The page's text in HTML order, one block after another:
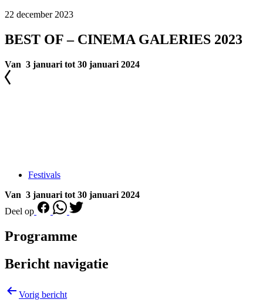
22 december 2023
BEST OF – CINEMA GALERIES 2023
Van 3 januari tot 30 januari 2024
Festivals
Van 3 januari tot 30 januari 2024
Deel op
Programme
Bericht navigatie
Vorig bericht